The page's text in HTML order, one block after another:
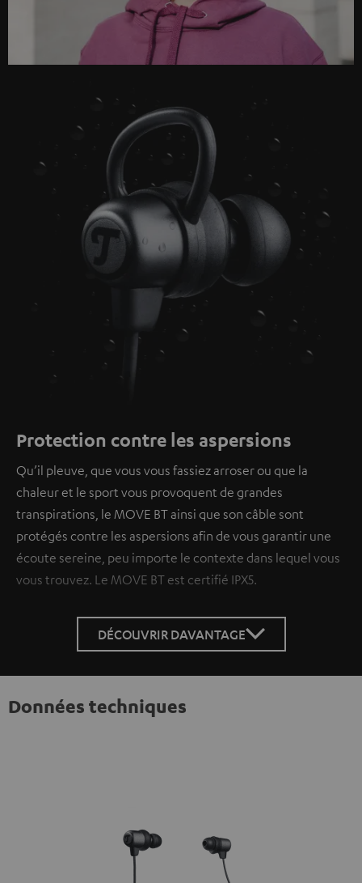
Protection contre les aspersions
Qu’il pleuve, que vous vous fassiez arroser ou que la
chaleur et le sport vous provoquent de grandes
transpirations, le MOVE BT ainsi que son câble sont
protégés contre les aspersions afin de vous garantir une
écoute sereine, peu importe le contexte dans lequel vous
vous trouvez. Le MOVE BT est certifié IPX5.
DÉCOUVRIR DAVANTAGE
Données techniques